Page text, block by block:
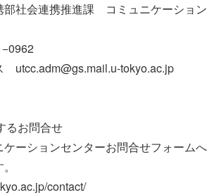
部社会連携推進課 コミュニケーション
utcc.adm@gs.mail.u-tokyo.ac.jp
るお問合せ
ーションセンターお問合せフォームへ
contact/